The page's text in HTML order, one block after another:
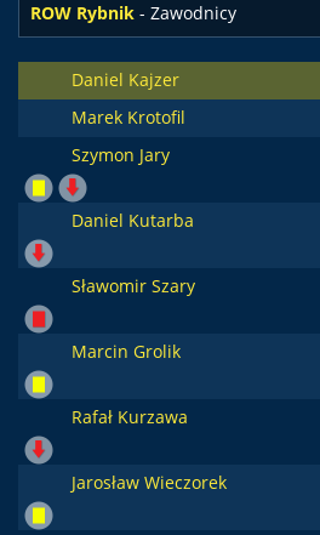
ROW Rybnik - Zawodnicy
Daniel Kajzer
Marek Krotofil
Szymon Jary
Daniel Kutarba
Sławomir Szary
Marcin Grolik
Rafał Kurzawa
Jarosław Wieczorek